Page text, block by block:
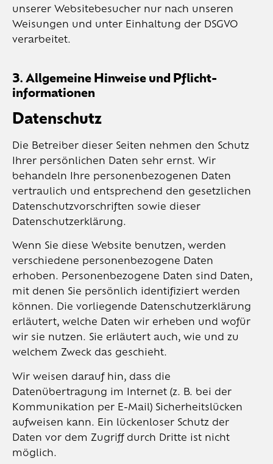
unserer Websitebesucher nur nach unseren
Weisungen und unter Einhaltung der DSGVO
verarbeitet.
3. Allgemeine Hinweise und Pflicht­
informationen
Datenschutz
Die Betreiber dieser Seiten nehmen den Schutz
Ihrer persönlichen Daten sehr ernst. Wir
behandeln Ihre personenbezogenen Daten
vertraulich und entsprechend den gesetzlichen
Datenschutzvorschriften sowie dieser
Datenschutzerklärung.
Wenn Sie diese Website benutzen, werden
verschiedene personenbezogene Daten
erhoben. Personenbezogene Daten sind Daten,
mit denen Sie persönlich identifiziert werden
können. Die vorliegende Datenschutzerklärung
erläutert, welche Daten wir erheben und wofür
wir sie nutzen. Sie erläutert auch, wie und zu
welchem Zweck das geschieht.
Wir weisen darauf hin, dass die
Datenübertragung im Internet (z. B. bei der
Kommunikation per E-Mail) Sicherheitslücken
aufweisen kann. Ein lückenloser Schutz der
Daten vor dem Zugriff durch Dritte ist nicht
möglich.